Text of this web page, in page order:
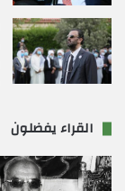
القراء يفضلون